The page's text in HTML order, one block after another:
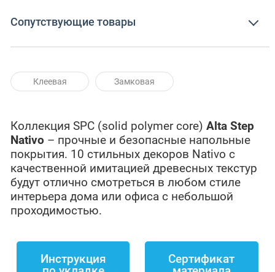
Сопутствующие товары
Клеевая Замковая
Коллекция SPC (solid polymer core)AltaStep
Nativo – прочные и безопасные напольные
покрытия. 10 стильных декоров Nativo с
качественной имитацией древесных текстур
будут отлично смотреться в любом стиле
интерьера дома или офиса с небольшой
проходимостью.
Инструкция
Сертификат